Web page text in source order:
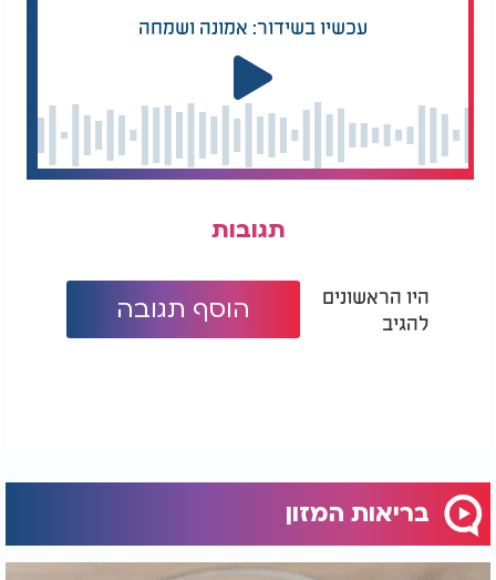
עכשיו בשידור: אמונה ושמחה
תגובות
היו הראשונים
להגיב
הוסף תגובה
בריאות המזון